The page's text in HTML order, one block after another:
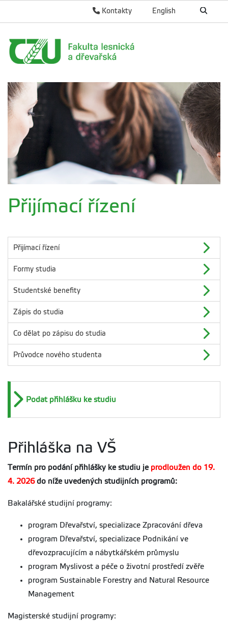
English
Kontakty
Přijímací řízení
Přijímací řízení
Formy studia
Studentské benefity
Zápis do studia
Co dělat po zápisu do studia
Průvodce nového studenta
Podat přihlášku ke studiu
Přihláška na VŠ
Termín pro podání přihlášky ke studiu jeprodloužen do 19.
4. 2026do níže uvedených studijních programů:
Bakalářské studijní programy:
program Dřevařství, specializace Zpracování dřeva
program Dřevařství, specializace Podnikání ve
dřevozpracujícím a nábytkářském průmyslu
program Myslivost a péče o životní prostředí zvěře
program Sustainable Forestry and Natural Resource
Management
Magisterské studijní programy: